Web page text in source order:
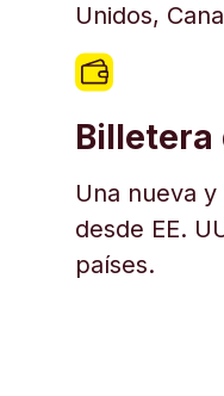
Unidos,
Billetera
Una nueva
desde EE.
países.